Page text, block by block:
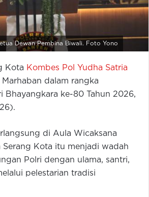
Dewan Pembina Biwali. Foto Yono
Kota Kombes Pol Yudha Satria
dalam rangka
Bhayangkara ke-80 Tahun 2026,
di Aula Wicaksana
Serang Kota itu menjadi wadah
Polri dengan ulama, santri,
pelestarian tradisi